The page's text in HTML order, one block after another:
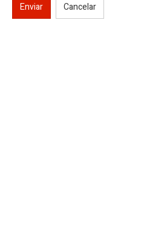
Enviar Cancelar